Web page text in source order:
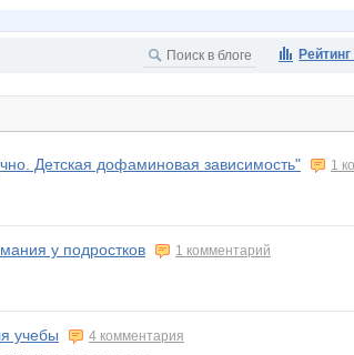
Детская дофаминовая зависимость"
1
у подростков
1 комментарий
учебы
4 комментария